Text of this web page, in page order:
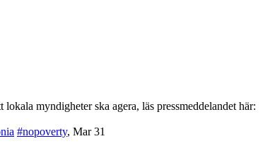
myndigheter ska agera, läs pressmeddelandet här:
#nopoverty, Mar 31